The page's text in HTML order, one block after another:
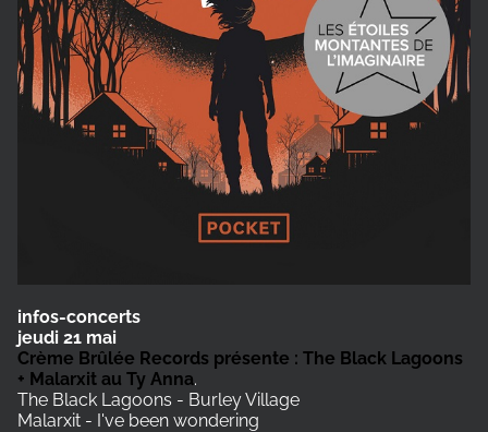
infos-concerts
jeudi 21 mai
Crème Brûlée Records présente : The Black Lagoons
+ Malarxit au Ty Anna.
The Black Lagoons - Burley Village
Malarxit - I've been wondering